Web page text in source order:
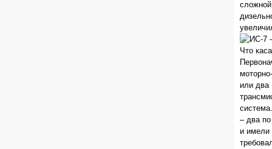
Что
или два
– два
и имели